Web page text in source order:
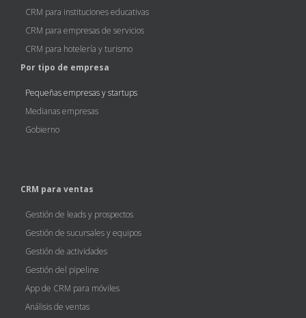
CRM para instituciones educativas
CRM para empresas de servicios
CRM para hotelería y turismo
Por tipo de empresa
Pequeñas empresas y startups
Medianas empresas
Gobierno
CRM para ventas
Gestión de leads y prospectos
Gestión de sucursales y equipos
Gestión de actividades
Gestión del pipeline
App de CRM para móviles
Análisis de ventas